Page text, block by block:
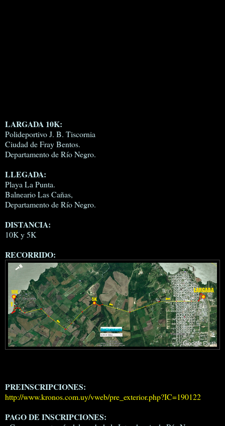
LARGADA 10K:
Polideportivo J. B. Tiscornia
Ciudad de Fray Bentos.
Departamento de Río Negro.
LLEGADA:
Playa La Punta.
Balneario Las Cañas,
Departamento de Río Negro.
DISTANCIA:
10K y 5K
RECORRIDO:
PREINSCRIPCIONES:
http://www.kronos.com.uy/vweb/pre_exterior.php?IC=190122
PAGO DE INSCRIPCIONES: